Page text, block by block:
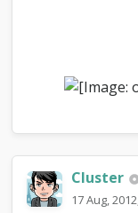
Cluster
17 Aug,